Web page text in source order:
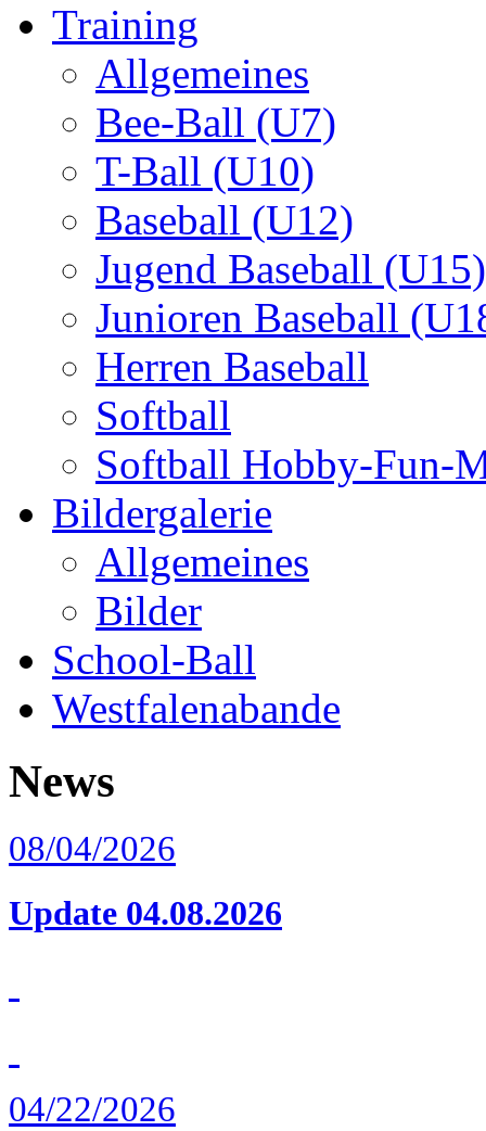
Training
Allgemeines
Bee-Ball (U7)
T-Ball (U10)
Baseball (U12)
Jugend Baseball (U15)
Junioren Baseball
Herren Baseball
Softball
Softball Hobby-Fun-
Bildergalerie
Allgemeines
Bilder
School-Ball
Westfalenabande
News
08/04/2026
Update 04.08.2026
04/22/2026